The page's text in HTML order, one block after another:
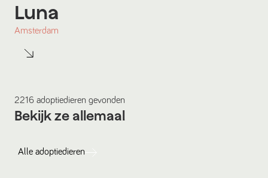
Luna
Amsterdam
2216 adoptiedieren gevonden
Bekijk ze allemaal
Alle adoptiedieren